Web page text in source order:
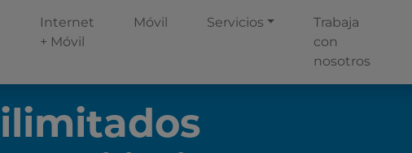
Internet
+ Móvil
Móvil Servicios
Trabaja
con
nosotros